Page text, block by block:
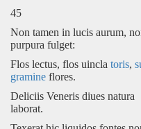
45
Non tamen in lucis aurum,
purpura fulget:
Flos lectus, flos uincla toris,
gramine flores.
Deliciis Veneris diues natura
laborat.